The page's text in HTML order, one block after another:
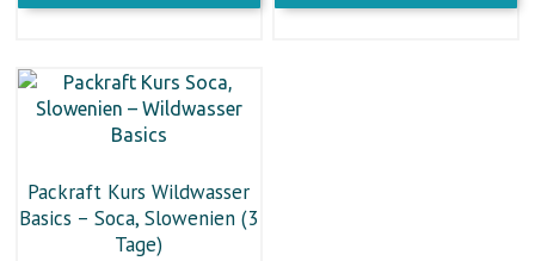
gewählt
gewählt
Packraft Kurs Wildwasser
Basics – Soca, Slowenien (3
Tage)
Dieses
Produkt
weist
Varianten
auf.
Die